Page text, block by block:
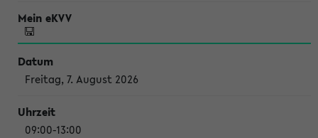
Freitag, 7. August 2026
09:00-13:00